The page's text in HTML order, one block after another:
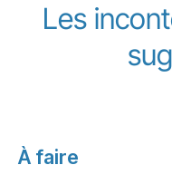
Les
À faire